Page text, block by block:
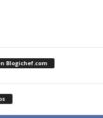
Blogichef.com